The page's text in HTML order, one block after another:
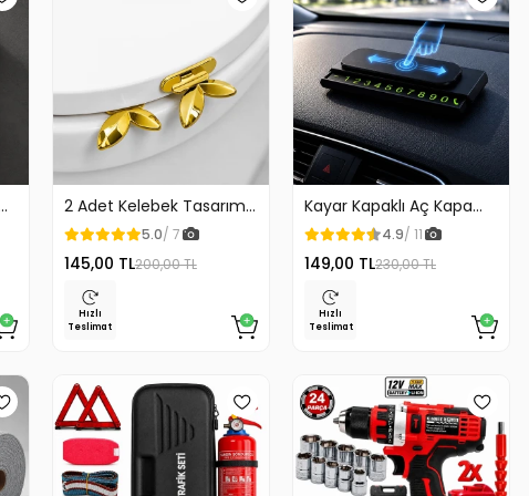
2 Adet Kelebek Tasarım
Klozet Kaldırma Aparatı
Gold Renk
5.0/ 7
145,00 TL200,00 TL
Hızlı
Teslimat
Kayar Kapaklı Aç Kapa
Araç Torpido Üstü
Fosforlu Numaratör Park
Numaratörü
4.9/ 11
149,00 TL230,00 TL
Hızlı
Teslimat